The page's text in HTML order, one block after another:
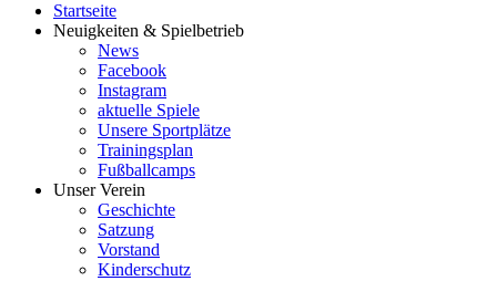
Startseite
Neuigkeiten & Spielbetrieb
News
Facebook
Instagram
aktuelle Spiele
Unsere Sportplätze
Trainingsplan
Fußballcamps
Unser Verein
Geschichte
Satzung
Vorstand
Kinderschutz